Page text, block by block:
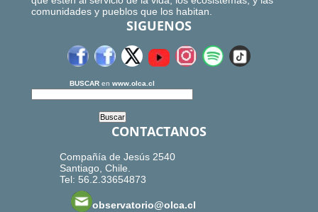
comunidades y pueblos que los habitan.
SIGUENOS
BUSCAR en www.olca.cl
CONTACTANOS
Compañía de Jesús 2540
Santiago, Chile.
Tel: 56.2.33654873
observatorio@olca.cl